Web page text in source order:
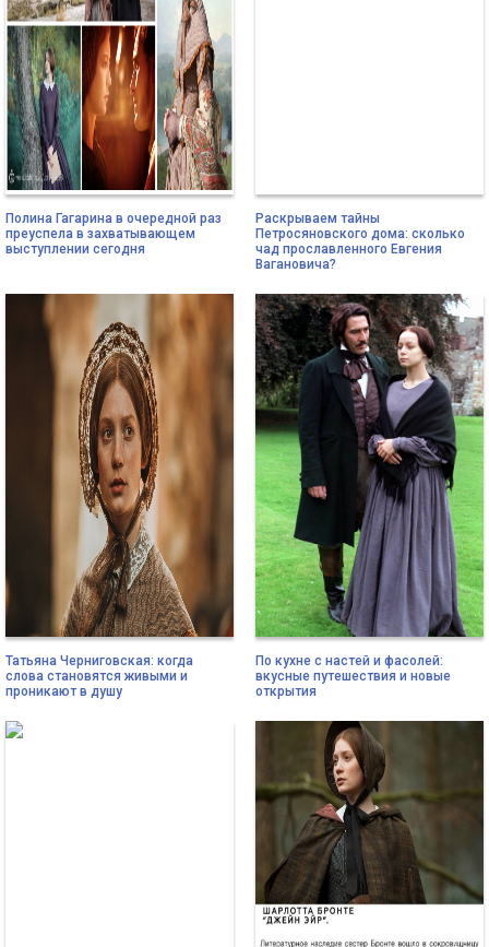
Полина Гагарина в очередной раз
преуспела в захватывающем
выступлении сегодня
Раскрываем тайны
Петросяновского дома: сколько
чад прославленного Евгения
Вагановича?
Татьяна Черниговская: когда
слова становятся живыми и
проникают в душу
По кухне с настей и фасолей:
вкусные путешествия и новые
открытия